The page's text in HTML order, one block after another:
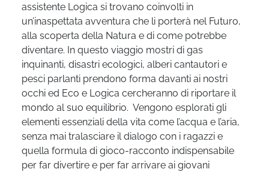
assistente Logica si trovano coinvolti in
un’inaspettata avventura che li porterà nel Futuro,
alla scoperta della Natura e di come potrebbe
diventare. In questo viaggio mostri di gas
inquinanti, disastri ecologici, alberi cantautori e
pesci parlanti prendono forma davanti ai nostri
occhi ed Eco e Logica cercheranno di riportare il
mondo al suo equilibrio. Vengono esplorati gli
elementi essenziali della vita come l’acqua e l’aria,
senza mai tralasciare il dialogo con i ragazzi e
quella formula di gioco-racconto indispensabile
per far divertire e per far arrivare ai giovani